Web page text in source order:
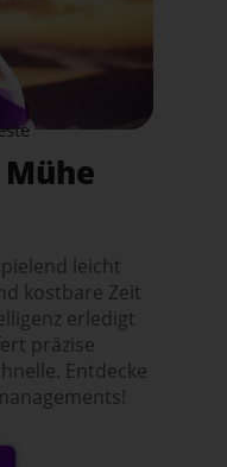
leicht
kostbare Zeit
erledigt
präzise
Entdecke